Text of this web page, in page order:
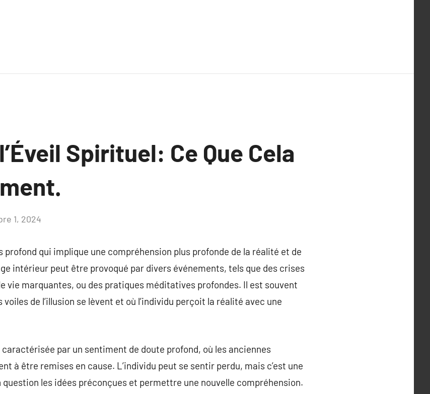
Spirituel: Ce Que Cela
1, 2024
profond qui implique une compréhension plus profonde de la réalité et de
intérieur peut être provoqué par divers événements, tels que des crises
vie marquantes, ou des pratiques méditatives profondes. Il est souvent
de l’illusion se lèvent et où l’individu perçoit la réalité avec une
par un sentiment de doute profond, où les anciennes
à être remises en cause. L’individu peut se sentir perdu, mais c’est une
les idées préconçues et permettre une nouvelle compréhension.